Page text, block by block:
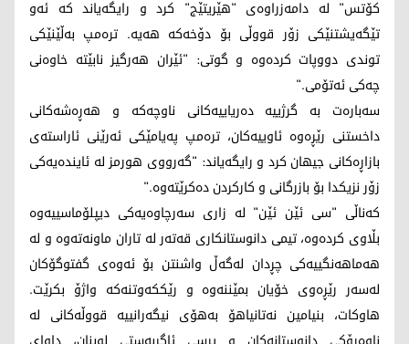
کۆتس" لە دامەزراوەی "هێریتێج" کرد و رایگەیاند کە ئەو
تێگەیشتنێکی زۆر قووڵی بۆ دۆخەکە هەیە. ترەمپ بەڵێنێکی
توندی دووپات کردەوە و گوتی: "ئێران هەرگیز نابێتە خاوەنی
چەکی ئەتۆمی."
سەبارەت بە گرژییە دەریاییەکانی ناوچەکە و هەڕەشەکانی
داخستنی رێڕەوە ئاوییەکان، ترەمپ پەیامێکی ئەرێنی ئاراستەی
بازاڕەکانی جیهان کرد و رایگەیاند: "گەرووی هورمز لە ئایندەیەکی
زۆر نزیکدا بۆ بازرگانی و کارکردن دەکرێتەوە."
کەناڵی "سی ئێن ئێن" لە زاری سەرچاوەیەکی دیپلۆماسییەوە
بڵاوی کردەوە، تیمی دانوستانکاری قەتەر لە تاران ماونەتەوە و لە
هەماهەنگییەکی چڕدان لەگەڵ واشنتن بۆ ئەوەی گفتوگۆکان
لەسەر رێڕەوی خۆیان بمێننەوە و رێککەوتنەکە واژۆ بکرێت.
هاوکات، بنیامین نەتانیاهۆ بەهۆی نیگەرانییە قووڵەکانی لە